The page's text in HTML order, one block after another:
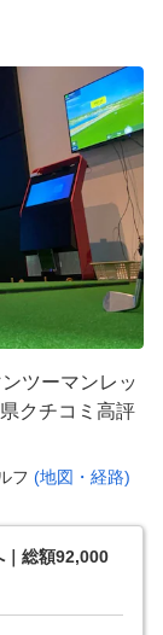
ツーマンレッ
クチコミ高評
フ (地図・経路)
総額92,000